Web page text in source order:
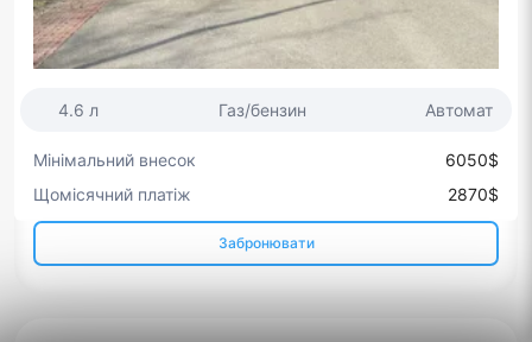
4.6 л Газ/бензин Автомат
Мінімальний внесок
6050$
Щомісячний платіж
2870$
Забронювати